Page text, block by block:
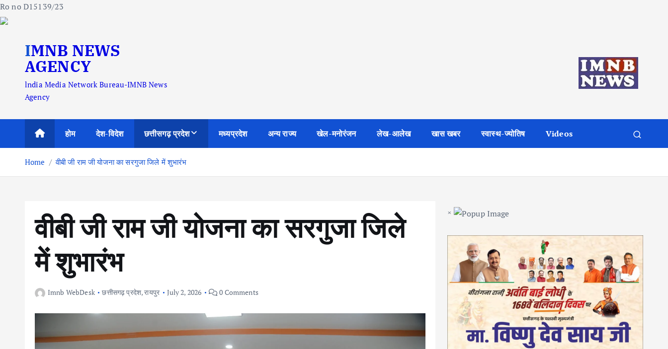
Ro no D15139/23
IMNB NEWS
AGENCY
lndia Media Network Bureau-IMNB News
Agency
होम देश-विदेश छत्तीसगढ़ प्रदेश मध्यप्रदेश अन्य राज्य खेल-मनोरंजन लेख-आलेख खास खबर स्वास्थ-ज्योतिष Videos
Home वीबी जी राम जी योजना का सरगुजा जिले में शुभारंभ
वीबी जी राम जी योजना का सरगुजा जिले
में शुभारंभ
Imnb WebDesk छत्तीसगढ़ प्रदेश,रायपुर July 2, 2026 0 Comments
×